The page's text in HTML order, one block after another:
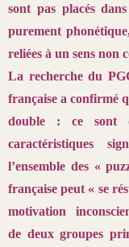
sont pas placés
purement
reliées à un sens non
La recherche du
française a confirmé
double : ce sont
caractéristiques
l’ensemble des «
française peut « se
motivation
de deux groupes